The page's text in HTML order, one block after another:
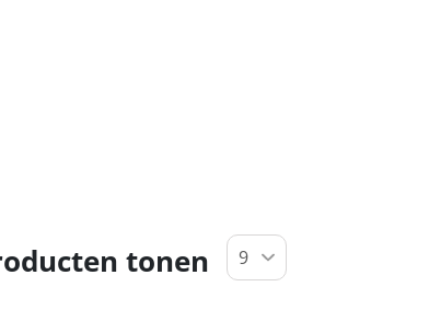
tonen